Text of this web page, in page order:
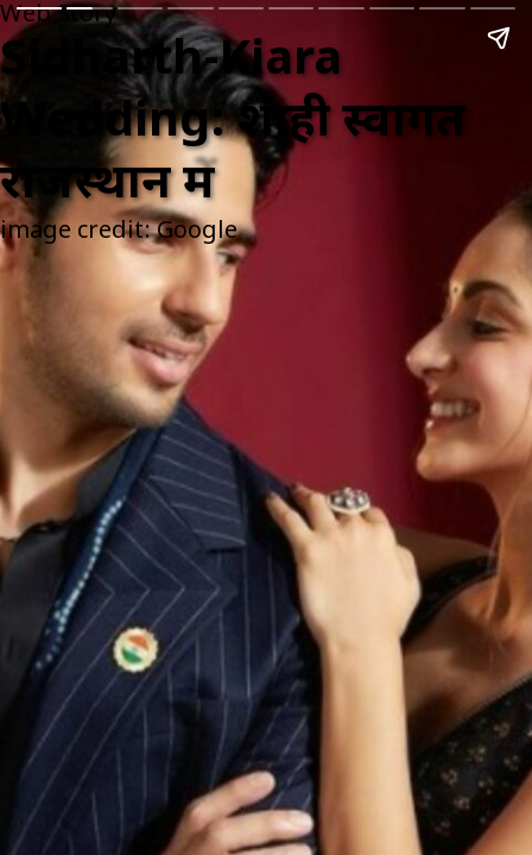
Web Story
Sidharth-Kiara
Wedding: शाही स्वागत
राजस्थान में
image credit: Google